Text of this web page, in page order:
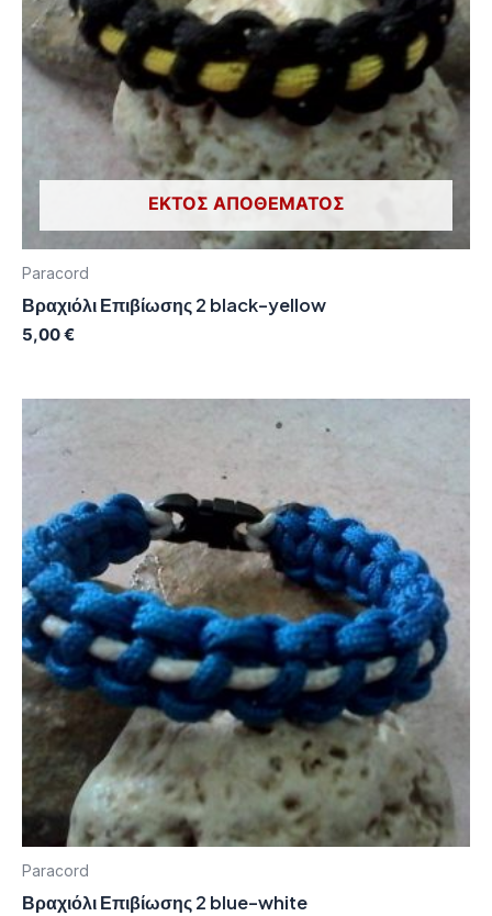
ΕΚΤΌΣ ΑΠΟΘΈΜΑΤΟΣ
Paracord
Βραχιόλι Επιβίωσης 2 black-yellow
5,00€
Paracord
Βραχιόλι Επιβίωσης 2 blue-white